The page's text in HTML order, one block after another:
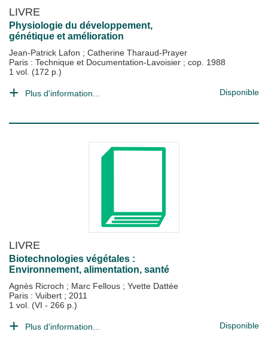
LIVRE
Physiologie du développement,
génétique et amélioration
Jean-Patrick Lafon ; Catherine Tharaud-Prayer
Paris : Technique et Documentation-Lavoisier ; cop. 1988
1 vol. (172 p.)
Plus d'information... Disponible
LIVRE
Biotechnologies végétales :
Environnement, alimentation, santé
Agnès Ricroch ; Marc Fellous ; Yvette Dattée
Paris : Vuibert ; 2011
1 vol. (VI - 266 p.)
Plus d'information... Disponible